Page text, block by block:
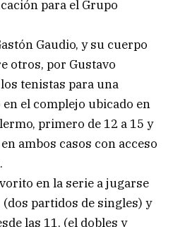
para el Grupo
Gaudio, y su cuerpo
otros, por Gustavo
tenistas para una
el complejo ubicado en
primero de 12 a 15 y
ambos casos con acceso
en la serie a jugarse
(dos partidos de singles) y
las 11, (el dobles y